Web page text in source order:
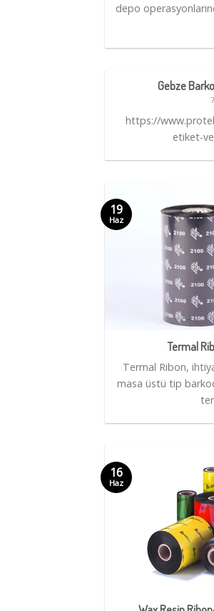
depo
Gebze
https://
etiket-
Termal
Termal Ribon,
masa üstü tip
19
Haz
16
Haz